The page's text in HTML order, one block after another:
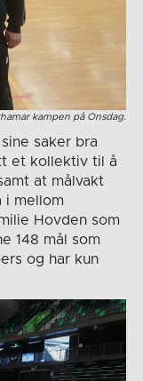
kampen på Onsdag.
saker bra
et kollektiv til å
at målvakt
i mellom
Hovden som
148 mål som
og har kun